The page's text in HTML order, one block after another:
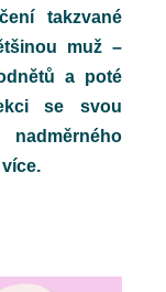
takzvané
muž –
a poté
se svou